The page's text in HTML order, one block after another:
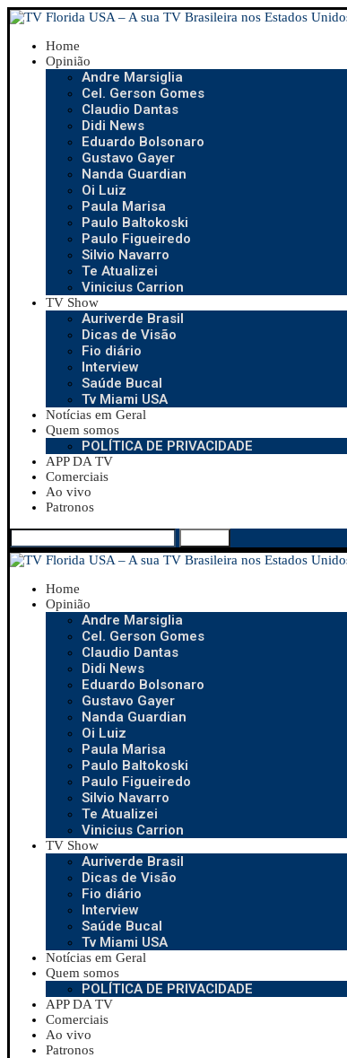
Home
Opinião
Andre Marsiglia
Cel. Gerson Gomes
Claudio Dantas
Didi News
Eduardo Bolsonaro
Gustavo Gayer
Nanda Guardian
Oi Luiz
Paula Marisa
Paulo Baltokoski
Paulo Figueiredo
Silvio Navarro
Te Atualizei
Vinicius Carrion
TV Show
Auriverde Brasil
Dicas de Visão
Fio diário
Interview
Saúde Bucal
Tv Miami USA
Notícias em Geral
Quem somos
POLÍTICA DE PRIVACIDADE
APP DA TV
Comerciais
Ao vivo
Patronos
Home
Opinião
Andre Marsiglia
Cel. Gerson Gomes
Claudio Dantas
Didi News
Eduardo Bolsonaro
Gustavo Gayer
Nanda Guardian
Oi Luiz
Paula Marisa
Paulo Baltokoski
Paulo Figueiredo
Silvio Navarro
Te Atualizei
Vinicius Carrion
TV Show
Auriverde Brasil
Dicas de Visão
Fio diário
Interview
Saúde Bucal
Tv Miami USA
Notícias em Geral
Quem somos
POLÍTICA DE PRIVACIDADE
APP DA TV
Comerciais
Ao vivo
Patronos